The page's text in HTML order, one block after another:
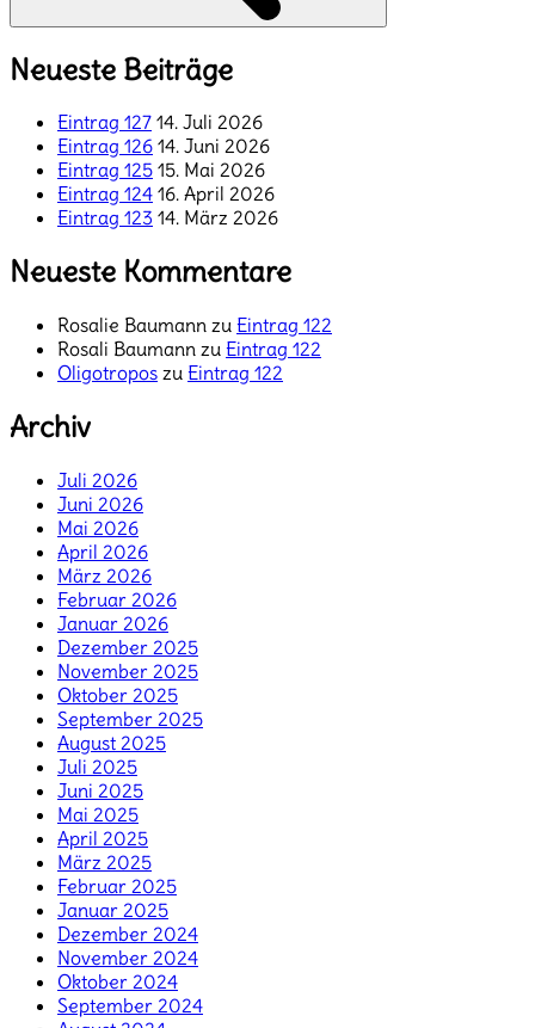
Neueste Beiträge
Eintrag 127 14. Juli 2026
Eintrag 126 14. Juni 2026
Eintrag 125 15. Mai 2026
Eintrag 124 16. April 2026
Eintrag 123 14. März 2026
Neueste Kommentare
Rosalie Baumann zu Eintrag 122
Rosali Baumann zu Eintrag 122
Oligotropos zu Eintrag 122
Archiv
Juli 2026
Juni 2026
Mai 2026
April 2026
März 2026
Februar 2026
Januar 2026
Dezember 2025
November 2025
Oktober 2025
September 2025
August 2025
Juli 2025
Juni 2025
Mai 2025
April 2025
März 2025
Februar 2025
Januar 2025
Dezember 2024
November 2024
Oktober 2024
September 2024